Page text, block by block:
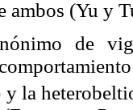
ambos (Yu y
de
la